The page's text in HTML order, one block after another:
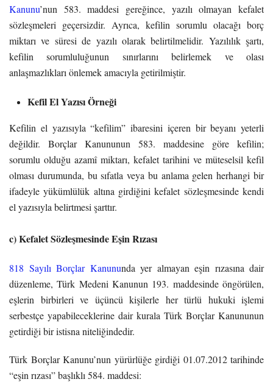
Kanunu’nun 583. maddesi gereğince, yazılı olmayan kefalet
sözleşmeleri geçersizdir. Ayrıca, kefilin sorumlu olacağı borç
miktarı ve süresi de yazılı olarak belirtilmelidir. Yazılılık şartı,
kefilin sorumluluğunun sınırlarını belirlemek ve olası
anlaşmazlıkları önlemek amacıyla getirilmiştir.
Kefil El Yazısı Örneği
Kefilin el yazısıyla “kefilim” ibaresini içeren bir beyanı yeterli
değildir. Borçlar Kanununun 583. maddesine göre kefilin;
sorumlu olduğu azamî miktarı, kefalet tarihini ve müteselsil kefil
olması durumunda, bu sıfatla veya bu anlama gelen herhangi bir
ifadeyle yükümlülük altına girdiğini kefalet sözleşmesinde kendi
el yazısıyla belirtmesi şarttır.
c) Kefalet Sözleşmesinde Eşin Rızası
818 Sayılı Borçlar Kanununda yer almayan eşin rızasına dair
düzenleme, Türk Medeni Kanunun 193. maddesinde öngörülen,
eşlerin birbirleri ve üçüncü kişilerle her türlü hukuki işlemi
serbestçe yapabileceklerine dair kurala Türk Borçlar Kanununun
getirdiği bir istisna niteliğindedir.
Türk Borçlar Kanunu’nun yürürlüğe girdiği 01.07.2012 tarihinde
“eşin rızası” başlıklı 584. maddesi: